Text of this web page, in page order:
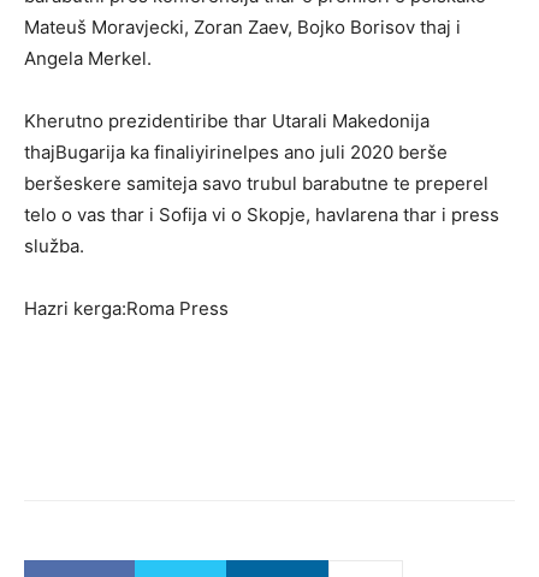
Mateuš Moravjecki, Zoran Zaev, Bojko Borisov thaj i
Angela Merkel.
Kherutno prezidentiribe thar Utarali Makedonija
thajBugarija ka finaliyirinelpes ano juli 2020 berše
beršeskere samiteja savo trubul barabutne te preperel
telo o vas thar i Sofija vi o Skopje, havlarena thar i press
služba.
Hazri kerga:Roma Press